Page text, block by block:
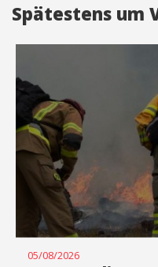
Spätestens um
05/08/2026